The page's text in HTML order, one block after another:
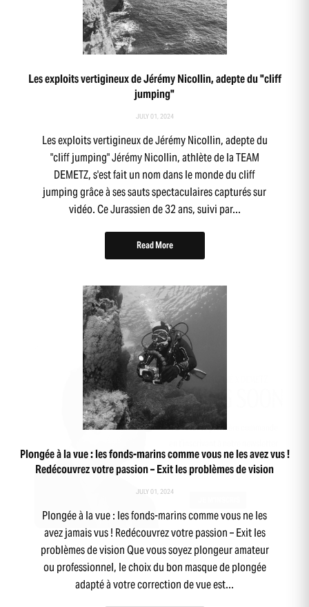
Les exploits vertigineux de Jérémy Nicollin, adepte du "cliff
jumping"
JULY 01, 2024
Les exploits vertigineux de Jérémy Nicollin, adepte du
"cliff jumping" Jérémy Nicollin, athlète de la TEAM
DEMETZ, s'est fait un nom dans le monde du cliff
jumping grâce à ses sauts spectaculaires capturés sur
vidéo. Ce Jurassien de 32 ans, suivi par...
Read More
Plongée à la vue : les fonds-marins comme vous ne les avez vus !
Redécouvrez votre passion – Exit les problèmes de vision
JULY 01, 2024
Plongée à la vue : les fonds-marins comme vous ne les
avez jamais vus ! Redécouvrez votre passion – Exit les
problèmes de vision Que vous soyez plongeur amateur
ou professionnel, le choix du bon masque de plongée
adapté à votre correction de vue est...
-10 % sur ta première commande